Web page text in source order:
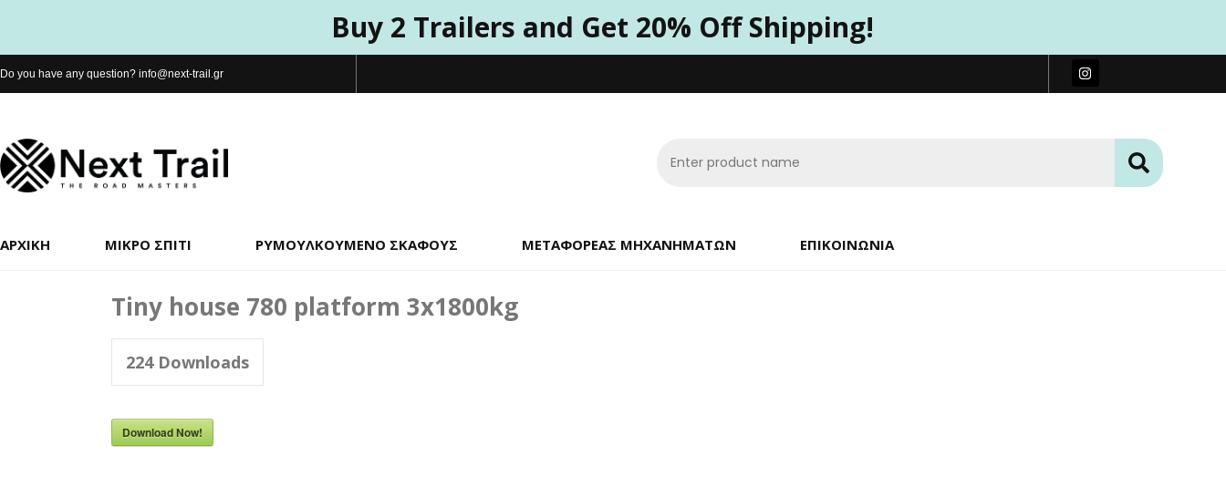
Buy 2 Trailers and Get 20% Off Shipping!
Do you have any question? info@next-trail.gr
ΑΡΧΙΚΉ ΜΙΚΡΌ ΣΠΊΤΙ ΡΥΜΟΥΛΚΟΎΜΕΝΟ ΣΚΆΦΟΥΣ ΜΕΤΑΦΟΡΈΑΣ ΜΗΧΑΝΗΜΆΤΩΝ ΕΠΙΚΟΙΝΩΝΊΑ
Tiny house 780 platform 3x1800kg
224Downloads
Download Now!